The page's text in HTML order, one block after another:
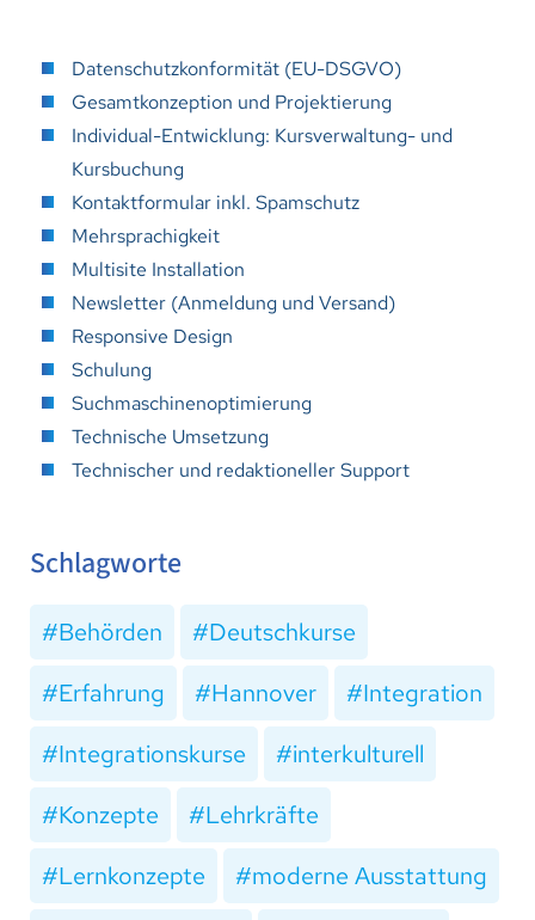
Datenschutzkonformität (EU-DSGVO)
Gesamtkonzeption und Projektierung
Individual-Entwicklung: Kursverwaltung- und
Kursbuchung
Kontaktformular inkl. Spamschutz
Mehrsprachigkeit
Multisite Installation
Newsletter (Anmeldung und Versand)
Responsive Design
Schulung
Suchmaschinenoptimierung
Technische Umsetzung
Technischer und redaktioneller Support
Schlagworte
Behörden
Deutschkurse
Erfahrung
Hannover
Integration
Integrationskurse
interkulturell
Konzepte
Lehrkräfte
Lernkonzepte
moderne Ausstattung